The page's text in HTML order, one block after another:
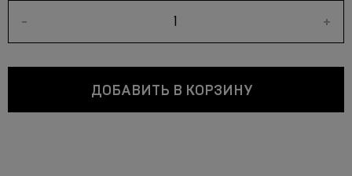
- +
ДОБАВИТЬ В КОРЗИНУ